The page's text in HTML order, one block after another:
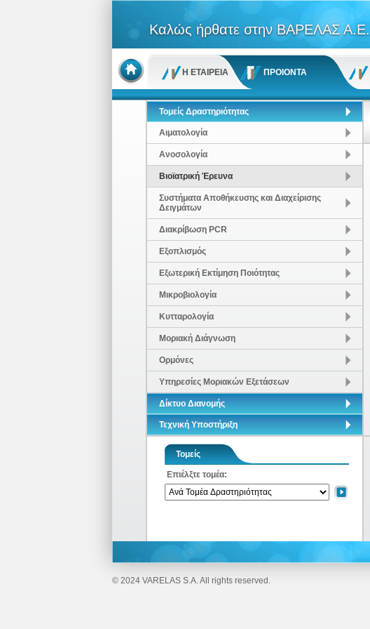
Καλώς ήρθατε στην ΒΑΡΕΛΑΣ Α.Ε.
Η ΕΤΑΙΡΕΙΑ ΠΡΟΙΟΝΤΑ
Τομείς Δραστηριότητας
Αιματολογία
Ανοσολογία
Βιοϊατρική Έρευνα
Συστήματα Αποθήκευσης και Διαχείρισης
Δειγμάτων
Διακρίβωση PCR
Εξοπλισμός
Εξωτερική Εκτίμηση Ποιότητας
Μικροβιολογία
Κυτταρολογία
Μοριακή Διάγνωση
Ορμόνες
Υπηρεσίες Μοριακών Εξετάσεων
Δίκτυο Διανομής
Τεχνική Υποστήριξη
Τομείς
Επιέλξτε τομέα:
© 2024 VARELAS S.A. All rights reserved.